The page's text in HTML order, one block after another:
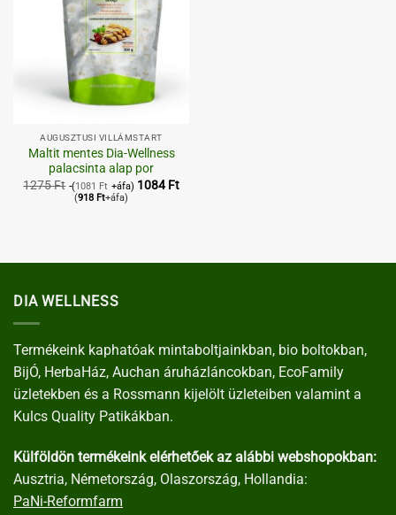
AUGUSZTUSI VILLÁMSTART
Maltit mentes Dia-Wellness
palacsinta alap por
1275Ft (1081 Ft +áfa) 1084Ft
(918 Ft+áfa)
DIA WELLNESS
Termékeink kaphatóak mintaboltjainkban, bio boltokban,
BijÓ, HerbaHáz, Auchan áruházláncokban, EcoFamily
üzletekben és a Rossmann kijelölt üzleteiben valamint a
Kulcs Quality Patikákban.
Külföldön termékeink elérhetőek az alábbi webshopokban:
Ausztria, Németország, Olaszország, Hollandia:
PaNi-Reformfarm